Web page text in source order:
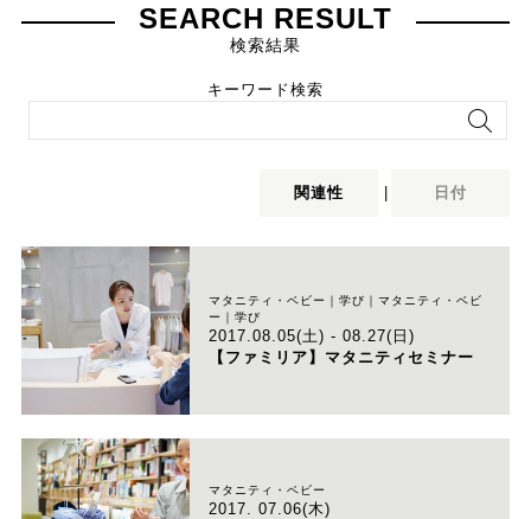
SEARCH RESULT
検索結果
キーワード検索
関連性 | 日付
マタニティ・ベビー｜学び｜マタニティ・ベビ
ー｜学び
2017.08.05(土) - 08.27(日)
【ファミリア】マタニティセミナー
マタニティ・ベビー
2017. 07.06(木)